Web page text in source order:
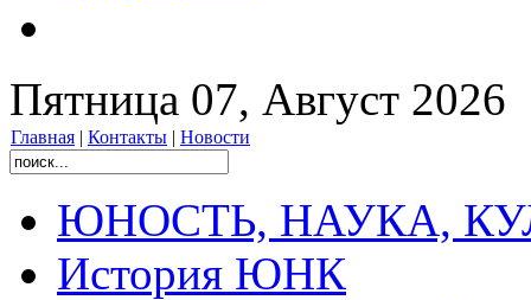
Пятница 07, Август 2026
Главная | Контакты | Новости
ЮНОСТЬ, НАУКА,
История ЮНК